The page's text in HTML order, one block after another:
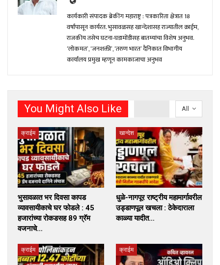
कार्यकारी संपादक ब्रेकींग महाराष्ट्र : पत्रकारिता क्षेत्रात 18
वर्षांपासून कार्यरत. भुसावळसह खान्देशासह राज्यातील क्राईम,
राजकीय तसेच घटना-घडामोंडीसह बातम्यांचा विशेष अनुभव.
‘लोकमत’, ‘जनशक्ती’, ‘तरुण भारत’ दैनिकात विभागीय
कार्यालय प्रमुख म्हणून कामकाजाचा अनुभव
All
You Might Also Like
क्राईम
भुसावळात भर दिवसा कापड
व्यावसायीकाचे घर फोडले : 45
हजारांच्या रोकडसह 89 ग्रॅम
वजनाचे…
खान्देश
धुळे-नागपूर राष्ट्रीय महामार्गावरील
उड्डाणपूल खचला : ठेकेदाराला
काळ्या यादीत…
क्राईम क्राईम